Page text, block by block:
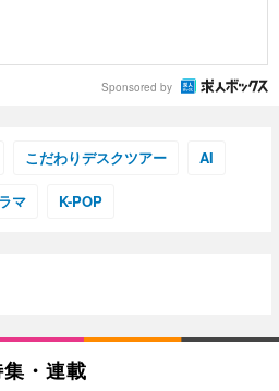
Sponsored by
こだわりデスクツアー AI
マ K-POP
集・連載